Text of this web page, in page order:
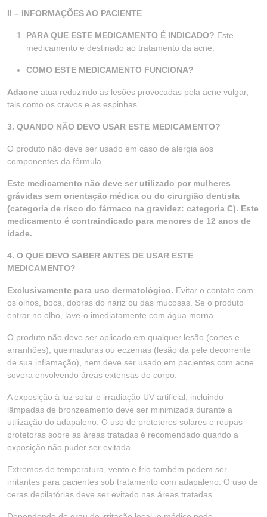
II – INFORMAÇÕES AO PACIENTE
PARA QUE ESTE MEDICAMENTO É INDICADO? Este
medicamento é destinado ao tratamento da acne.
COMO ESTE MEDICAMENTO FUNCIONA?
Adacne atua reduzindo as lesões provocadas pela acne vulgar,
tais como os cravos e as espinhas.
3. QUANDO NÃO DEVO USAR ESTE MEDICAMENTO?
O produto não deve ser usado em caso de alergia aos
componentes da fórmula.
Este medicamento não deve ser utilizado por mulheres
grávidas sem orientação médica ou do cirurgião dentista
(categoria de risco do fármaco na gravidez: categoria C). Este
medicamento é contraindicado para menores de 12 anos de
idade.
4. O QUE DEVO SABER ANTES DE USAR ESTE
MEDICAMENTO?
Exclusivamente para uso dermatológico. Evitar o contato com
os olhos, boca, dobras do nariz ou das mucosas. Se o produto
entrar no olho, lave-o imediatamente com água morna.
O produto não deve ser aplicado em qualquer lesão (cortes e
arranhões), queimaduras ou eczemas (lesão da pele decorrente
de sua inflamação), nem deve ser usado em pacientes com acne
severa envolvendo áreas extensas do corpo.
A exposição à luz solar e irradiação UV artificial, incluindo
lâmpadas de bronzeamento deve ser minimizada durante a
utilização do adapaleno. O uso de protetores solares e roupas
protetoras sobre as áreas tratadas é recomendado quando a
exposição não puder ser evitada.
Extremos de temperatura, vento e frio também podem ser
irritantes para pacientes sob tratamento com adapaleno. O uso de
ceras depilatórias deve ser evitado nas áreas tratadas.